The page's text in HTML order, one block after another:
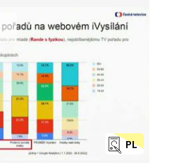
je cílem České televize
televize?
PL